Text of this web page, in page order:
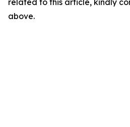
related to this article, kindly
above.